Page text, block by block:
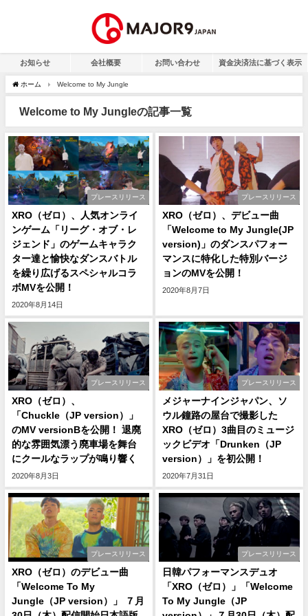
お知らせ 会社概要 お問い合わせ 資金決済法に基づく表示
ホーム Welcome to My Jungle
Welcome to My Jungleの記事一覧
プレースリリース
XRO（ゼロ）、人気オンライ
ンゲーム「リーグ・オブ・レ
ジェンド」のゲームキャラク
ター達と愉快なダンスバトル
を繰り広げるスペシャルコラ
ボMVを公開！
2020年8月14日
プレースリリース
XRO（ゼロ）、デビュー曲
「Welcome to My Jungle(JP
version)」のダンスパフォー
マンスに特化した特別バージ
ョンのMVを公開！
2020年8月7日
プレースリリース
XRO（ゼロ）、
「Chuckle（JP version）」
のMV versionBを公開！ 退廃
的な雰囲気漂う廃車場を舞台
にクールなラップが鳴り響く
2020年8月3日
プレースリリース
メジャーナインジャパン、ソ
ウル鐘路の屋台で撮影した
XRO（ゼロ）3曲目のミュージ
ックビデオ「Drunken（JP
version）」を初公開！
2020年7月31日
プレースリリース
XRO（ゼロ）のデビュー曲
「Welcome To My
Jungle（JP version）」 ７月
プレースリリース
日韓パフォーマンスデュオ
「XRO（ゼロ）」「Welcome
To My Jungle（JP